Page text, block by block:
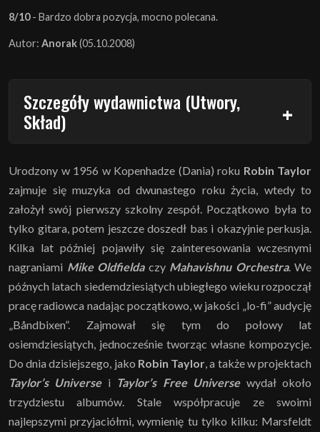
8/10- Bardzo dobra pozycja, mocno polecana.
Autor: Anorak(05.10.2008)
Szczegóły wydawnictwa (Utwory,
Skład)
Urodzony w 1956 w Kopenhadze (Dania) roku Robin Taylor
zajmuje się muzyka od dwunastego roku życia, wtedy to
założył swój pierwszy szkolny zespół. Początkowo była to
tylko gitara, potem jeszcze doszedł bas i okazyjnie perkusja.
Kilka lat później pojawiły się zainteresowania wczesnymi
nagraniami Mike Oldfieldaczy Mahavishnu Orchestra. We
późnych latach siedemdziesiątych ubiegłego wieku rozpoczął
pracę radiowca nadając początkowo, w jakości „lo-fi” audycję
„Båndbixen”. Zajmował się tym do połowy lat
osiemdziesiątych, jednocześnie tworząc własne kompozycje.
Do dnia dzisiejszego, jako Robin Taylor , a także w projektach
Taylor’s Universei Taylor’s Free Universewydał około
trzydziestu albumów. Stale współpracuje ze swoimi
najlepszymi przyjaciółmi, wymienię tu tylko kilku: Marsfeldt